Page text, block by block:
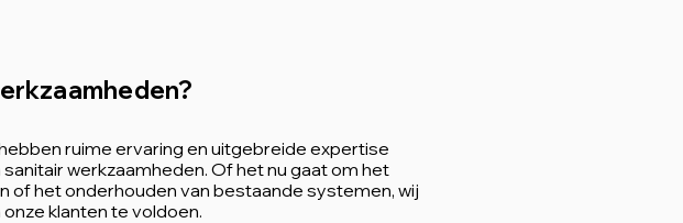
ruime ervaring en uitgebreide expertise
werkzaamheden. Of het nu gaat om het
of het onderhouden van bestaande systemen, wij
klanten te voldoen.